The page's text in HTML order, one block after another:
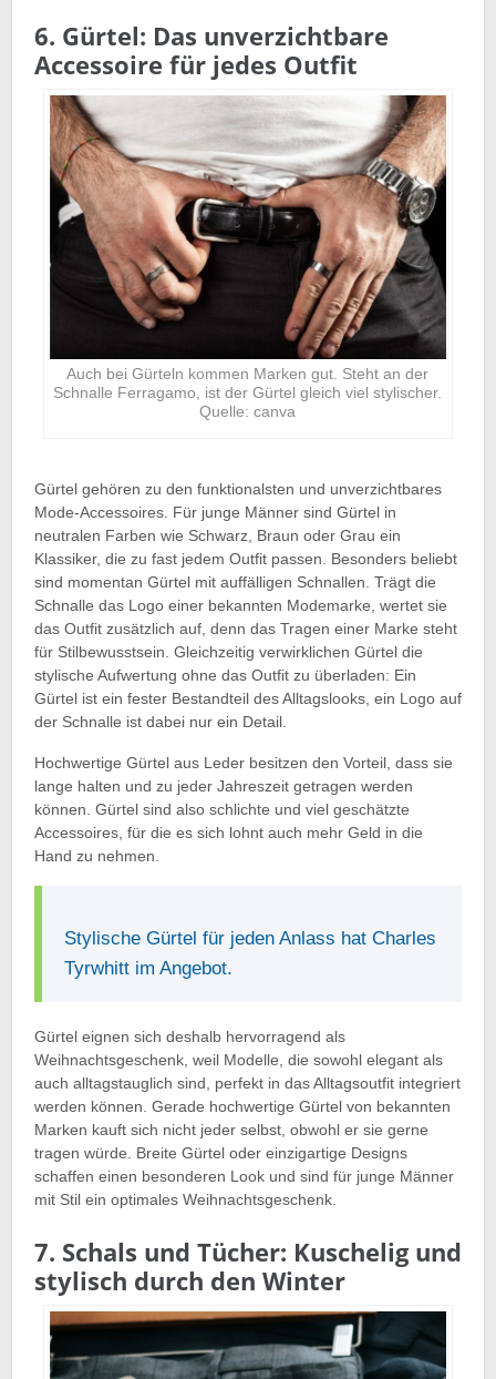
6. Gürtel: Das unverzichtbare
Accessoire für jedes Outfit
Auch bei Gürteln kommen Marken gut. Steht an der
Schnalle Ferragamo, ist der Gürtel gleich viel stylischer.
Quelle: canva
Gürtel gehören zu den funktionalsten und unverzichtbares
Mode-Accessoires. Für junge Männer sind Gürtel in
neutralen Farben wie Schwarz, Braun oder Grau ein
Klassiker, die zu fast jedem Outfit passen. Besonders beliebt
sind momentan Gürtel mit auffälligen Schnallen. Trägt die
Schnalle das Logo einer bekannten Modemarke, wertet sie
das Outfit zusätzlich auf, denn das Tragen einer Marke steht
für Stilbewusstsein. Gleichzeitig verwirklichen Gürtel die
stylische Aufwertung ohne das Outfit zu überladen: Ein
Gürtel ist ein fester Bestandteil des Alltagslooks, ein Logo auf
der Schnalle ist dabei nur ein Detail.
Hochwertige Gürtel aus Leder besitzen den Vorteil, dass sie
lange halten und zu jeder Jahreszeit getragen werden
können. Gürtel sind also schlichte und viel geschätzte
Accessoires, für die es sich lohnt auch mehr Geld in die
Hand zu nehmen.
Stylische Gürtel für jeden Anlass hat Charles
Tyrwhitt im Angebot.
Gürtel eignen sich deshalb hervorragend als
Weihnachtsgeschenk, weil Modelle, die sowohl elegant als
auch alltagstauglich sind, perfekt in das Alltagsoutfit integriert
werden können. Gerade hochwertige Gürtel von bekannten
Marken kauft sich nicht jeder selbst, obwohl er sie gerne
tragen würde. Breite Gürtel oder einzigartige Designs
schaffen einen besonderen Look und sind für junge Männer
mit Stil ein optimales Weihnachtsgeschenk.
7. Schals und Tücher: Kuschelig und
stylisch durch den Winter